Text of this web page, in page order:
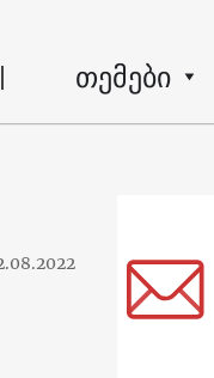
თემები